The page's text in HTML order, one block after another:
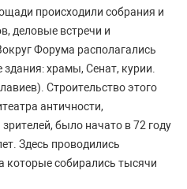
происходили собрания и
деловые встречи и
Форума располагались
храмы, Сенат, курии.
Строительство этого
античности,
было начато в 72 году
Здесь проводились
которые собирались тысячи